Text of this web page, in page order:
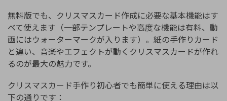
無料版でも、クリスマスカード作成に必要な基本機能はす
べて使えます（一部テンプレートや高度な機能は有料、動
画にはウォーターマークが入ります）。紙の手作りカード
と違い、音楽やエフェクトが動くクリスマスカードが作れ
るのが最大の魅力です。
クリスマスカード手作り初心者でも簡単に使える理由は以
下の通りです：